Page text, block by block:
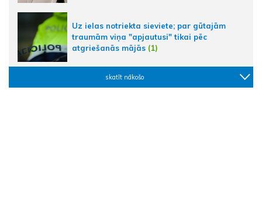
Uz ielas notriekta sieviete; par gūtajām
traumām viņa "apjautusi" tikai pēc
atgriešanās mājās (1)
skatīt nākošo